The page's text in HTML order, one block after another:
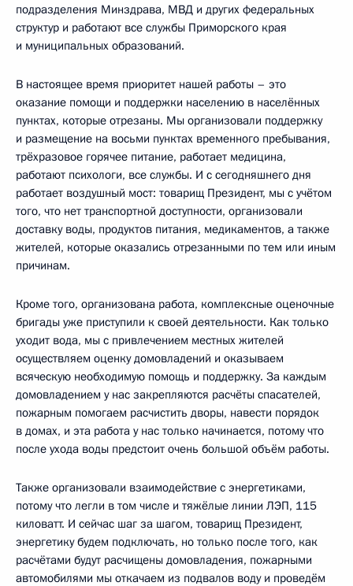
подразделения Минздрава, МВД и других федеральных
структур и работают все службы Приморского края
и муниципальных образований.
В настоящее время приоритет нашей работы – это
оказание помощи и поддержки населению в населённых
пунктах, которые отрезаны. Мы организовали поддержку
и размещение на восьми пунктах временного пребывания,
трёхразовое горячее питание, работает медицина,
работают психологи, все службы. И с сегодняшнего дня
работает воздушный мост: товарищ Президент, мы с учётом
того, что нет транспортной доступности, организовали
доставку воды, продуктов питания, медикаментов, а также
жителей, которые оказались отрезанными по тем или иным
причинам.
Кроме того, организована работа, комплексные оценочные
бригады уже приступили к своей деятельности. Как только
уходит вода, мы с привлечением местных жителей
осуществляем оценку домовладений и оказываем
всяческую необходимую помощь и поддержку. За каждым
домовладением у нас закрепляются расчёты спасателей,
пожарным помогаем расчистить дворы, навести порядок
в домах, и эта работа у нас только начинается, потому что
после ухода воды предстоит очень большой объём работы.
Также организовали взаимодействие с энергетиками,
потому что легли в том числе и тяжёлые линии ЛЭП, 115
киловатт. И сейчас шаг за шагом, товарищ Президент,
энергетику будем подключать, но только после того, как
расчётами будут расчищены домовладения, пожарными
автомобилями мы откачаем из подвалов воду и проведём